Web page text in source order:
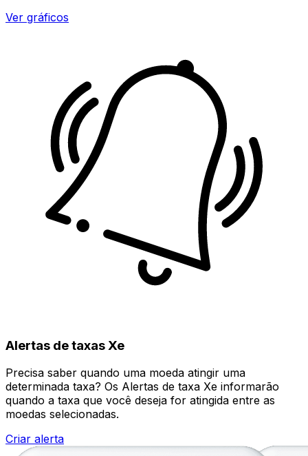
Ver gráficos
Alertas de taxas Xe
Precisa saber quando uma moeda atingir uma
determinada taxa? Os Alertas de taxa Xe informarão
quando a taxa que você deseja for atingida entre as
moedas selecionadas.
Criar alerta